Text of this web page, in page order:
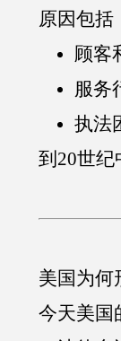
原因包括
顾客
服务
执法
到20世
美国为何
今天美国